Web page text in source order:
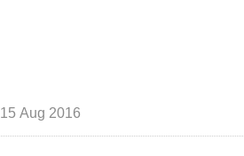
15 Aug 2016